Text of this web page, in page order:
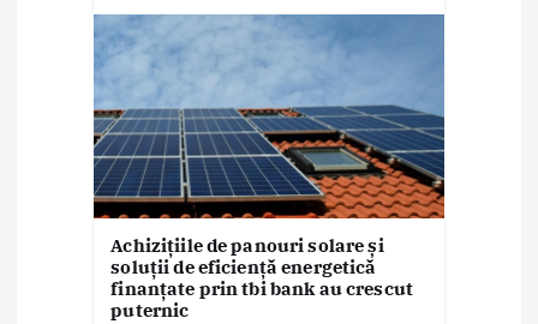
Achizițiile de panouri solare și
soluții de eficiență energetică
finanțate prin tbi bank au crescut
puternic